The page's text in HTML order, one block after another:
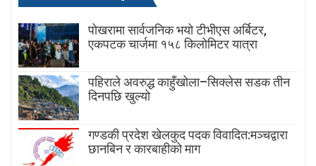
पोखरामा सार्वजनिक भयो टीभीएस अर्बिटर,
एकपटक चार्जमा १५८ किलोमिटर यात्रा
पहिराले अवरुद्ध काहुँखोला–सिक्लेस सडक तीन
दिनपछि खुल्यो
गण्डकी प्रदेश खेलकुद पदक विवादित:मञ्चद्वारा
छानबिन र कारबाहीको माग